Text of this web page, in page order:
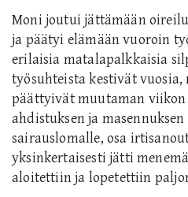
Moni joutui jättämään
ja päätyi elämään vuoroin
erilaisia matalapalkkaisia
työsuhteista kestivät
päättyivät muutaman
ahdistuksen ja
sairauslomalle, osa
yksinkertaisesti jätti
aloitettiin ja lopetettiin